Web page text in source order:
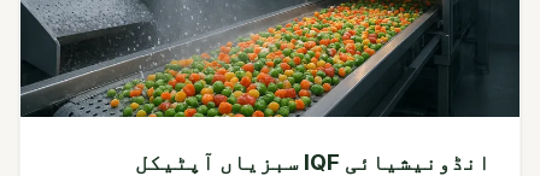
انڈونیشیائی IQF سبزیاں آپٹیکل